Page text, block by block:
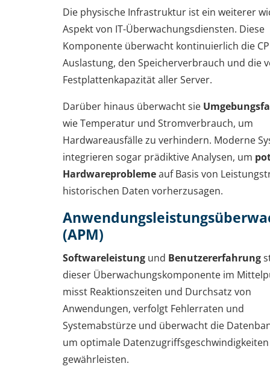
Die physische Infrastruktur ist ein weiterer
Aspekt von IT-Überwachungsdiensten. Diese
Komponente überwacht kontinuierlich die
Auslastung, den Speicherverbrauch und die
Festplattenkapazität aller Server.
Darüber hinaus überwacht sie
wie Temperatur und Stromverbrauch, um
Hardwareausfälle zu verhindern. Moderne
integrieren sogar prädiktive Analysen, um
Hardwareproblemeauf Basis von
historischen Daten vorherzusagen.
(APM)
Softwareleistung und Benutzererfahrung
dieser Überwachungskomponente im
misst Reaktionszeiten und Durchsatz von
Anwendungen, verfolgt Fehlerraten und
Systemabstürze und überwacht die
um optimale
gewährleisten.